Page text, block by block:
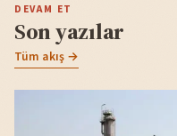
DEVAM ET
Son yazılar
Tüm akış →